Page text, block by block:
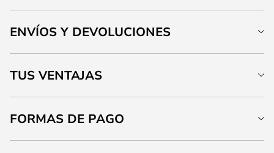
ENVÍOS Y DEVOLUCIONES
TUS VENTAJAS
FORMAS DE PAGO